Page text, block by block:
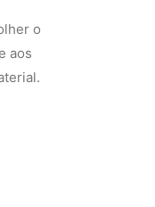
o
aos